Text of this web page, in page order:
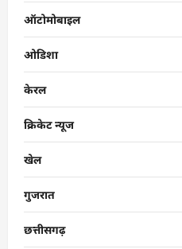
ऑटोमोबाइल
ओडिशा
केरल
क्रिकेट न्यूज
खेल
गुजरात
छत्तीसगढ़